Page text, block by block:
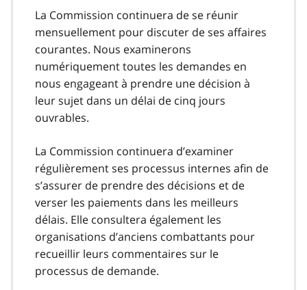
La Commission continuera de se réunir
mensuellement pour discuter de ses affaires
courantes. Nous examinerons
numériquement toutes les demandes en
nous engageant à prendre une décision à
leur sujet dans un délai de cinq jours
ouvrables.
La Commission continuera d’examiner
régulièrement ses processus internes afin de
s’assurer de prendre des décisions et de
verser les paiements dans les meilleurs
délais. Elle consultera également les
organisations d’anciens combattants pour
recueillir leurs commentaires sur le
processus de demande.